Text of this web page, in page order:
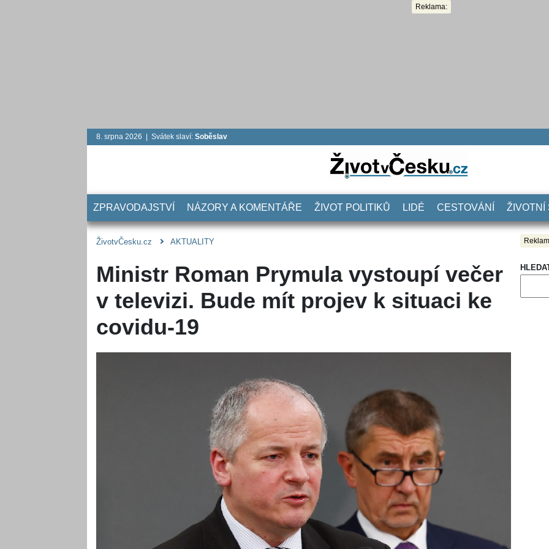
Reklama:
8. srpna 2026 | Svátek slaví: Soběslav
ZPRAVODAJSTVÍ NÁZORY A KOMENTÁŘE ŽIVOT POLITIKŮ LIDÉ CESTOVÁNÍ ŽIVOTNÍ
ŽivotvČesku.cz AKTUALITY
Ministr Roman Prymula vystoupí večer
v televizi. Bude mít projev k situaci ke
covidu-19